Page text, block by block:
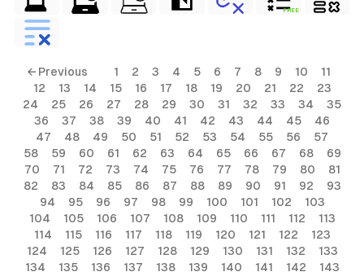
FREE
← Previous 1 2 3 4 5 6 7 8 9 10
11
12
13 14 15 16 17 18 19 20 21 22
23
24
25 26 27 28 29 30 31 32 33 34
35
36
37 38 39 40 41 42 43 44 45
46
47
48 49 50 51 52 53 54 55 56
57
58
59 60 61 62 63 64 65 66 67 68
69
70
71 72 73 74 75 76 77 78 79 80
81
82
83 84 85 86 87 88 89 90 91 92
93
94
95 96 97 98 99 100 101 102
103
104
105 106 107 108 109 110 111 112
113
114
115 116 117 118 119 120 121 122
123
124
125 126 127 128 129 130 131 132
133
134
135 136 137 138 139 140 141 142 143